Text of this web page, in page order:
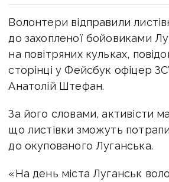
Волонтери відправили
до захопленої бойовиками
на повітряних кульках,
сторінці у Фейсбук офіцер
Анатолій Штефан.
За його словами, активісти
що листівки зможуть
до окупованого Луганська.
«На день міста Луганськ